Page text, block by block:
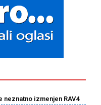
neznatno izmenjen RAV4